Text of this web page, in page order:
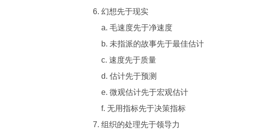
幻想先于现实
a. 毛速度先于净速度
b. 未指派的故事先于最佳估计
c. 速度先于质量
d. 估计先于预测
e. 微观估计先于宏观估计
f. 无用指标先于决策指标
组织的处理先于领导力